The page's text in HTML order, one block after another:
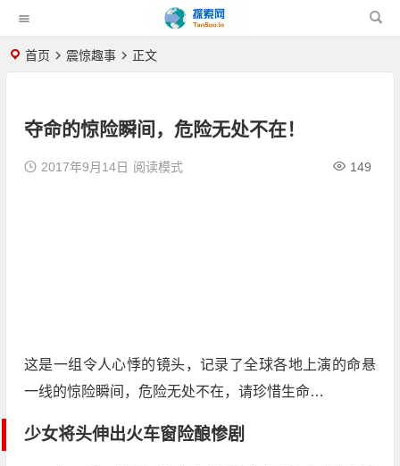
首页 震惊趣事 正文
夺命的惊险瞬间，危险无处不在！
2017年9月14日 149
阅读模式
这是一组令人心悸的镜头，记录了全球各地上演的命悬
一线的惊险瞬间，危险无处不在，请珍惜生命…
少女将头伸出火车窗险酿惨剧